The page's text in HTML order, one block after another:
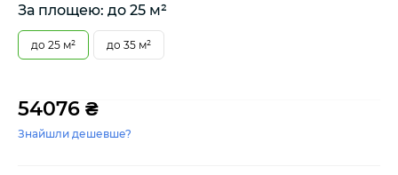
За площею: до 25 м²
до 25 м² до 35 м²
54076 ₴
Знайшли дешевше?